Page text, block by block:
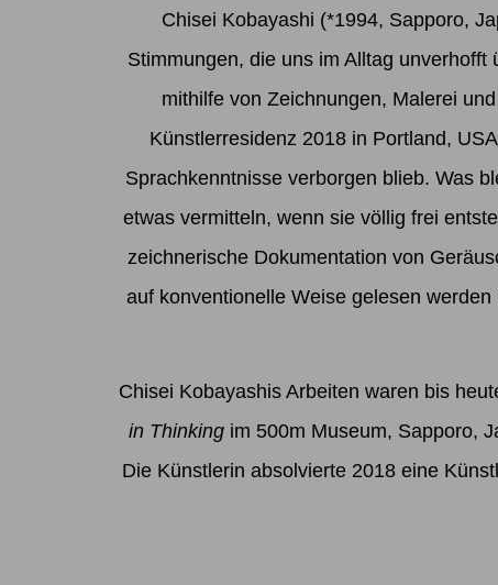
Chisei Kobayashi (*1994, Sapporo,
Stimmungen, die uns im Alltag
mithilfe von Zeichnungen, Malerei
Künstlerresidenz 2018 in Portland,
Sprachkenntnisse verborgen blieb. Was
etwas vermitteln, wenn sie völlig frei
zeichnerische Dokumentation von
auf konventionelle Weise gelesen
Chisei Kobayashis Arbeiten waren bis
in Thinking im 500m Museum, Sapporo,
Die Künstlerin absolvierte 2018 eine